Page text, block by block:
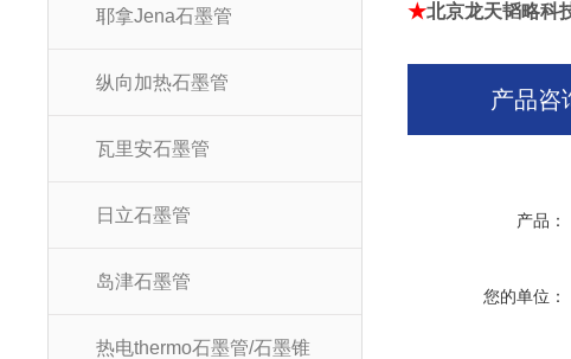
耶拿Jena石墨管
纵向加热石墨管
瓦里安石墨管
日立石墨管
岛津石墨管
热电thermo石墨管/石墨锥
★北京龙天韬略
产品咨
产品：
您的单位：